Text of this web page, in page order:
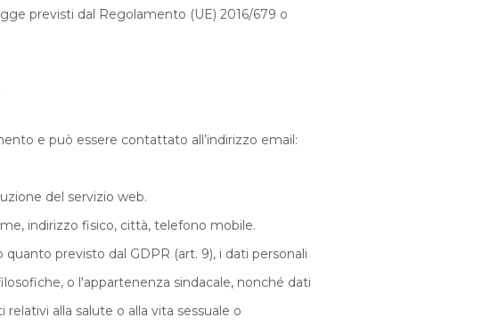
previsti dal Regolamento (UE) 2016/679 o
e può essere contattato all’indirizzo email:
del servizio web.
indirizzo fisico, città, telefono mobile.
quanto previsto dal GDPR (art. 9), i dati personali
o l'appartenenza sindacale, nonché dati
alla salute o alla vita sessuale o